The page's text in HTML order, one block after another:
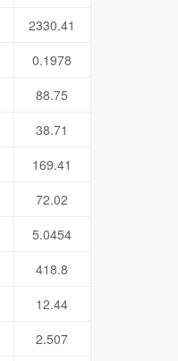
2330.41
0.1978
88.75
38.71
169.41
72.02
5.0454
418.8
12.44
2.507